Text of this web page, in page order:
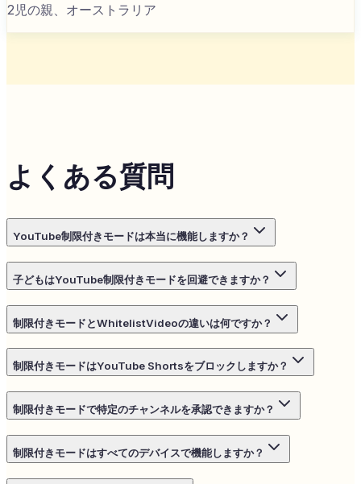
2児の親、オーストラリア
よくある質問
YouTube制限付きモードは本当に機能しますか？
子どもはYouTube制限付きモードを回避できますか？
制限付きモードとWhitelistVideoの違いは何ですか？
制限付きモードはYouTube Shortsをブロックしますか？
制限付きモードで特定のチャンネルを承認できますか？
制限付きモードはすべてのデバイスで機能しますか？